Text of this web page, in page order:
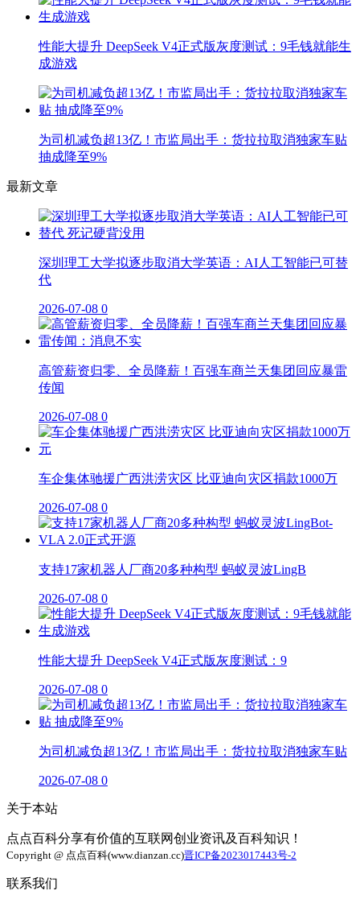
性能大提升 DeepSeek V4正式版灰度测试：9毛钱就能生
成游戏
为司机减负超13亿！市监局出手：货拉拉取消独家车贴
抽成降至9%
最新文章
深圳理工大学拟逐步取消大学英语：AI人工智能已可替
代
2026-07-08 0
高管薪资归零、全员降薪！百强车商兰天集团回应暴雷
传闻
2026-07-08 0
车企集体驰援广西洪涝灾区 比亚迪向灾区捐款1000万
2026-07-08 0
支持17家机器人厂商20多种构型 蚂蚁灵波LingB
2026-07-08 0
性能大提升 DeepSeek V4正式版灰度测试：9
2026-07-08 0
为司机减负超13亿！市监局出手：货拉拉取消独家车贴
2026-07-08 0
关于本站
点点百科分享有价值的互联网创业资讯及百科知识！
Copyright @ 点点百科(www.dianzan.cc)晋ICP备2023017443号-2
联系我们